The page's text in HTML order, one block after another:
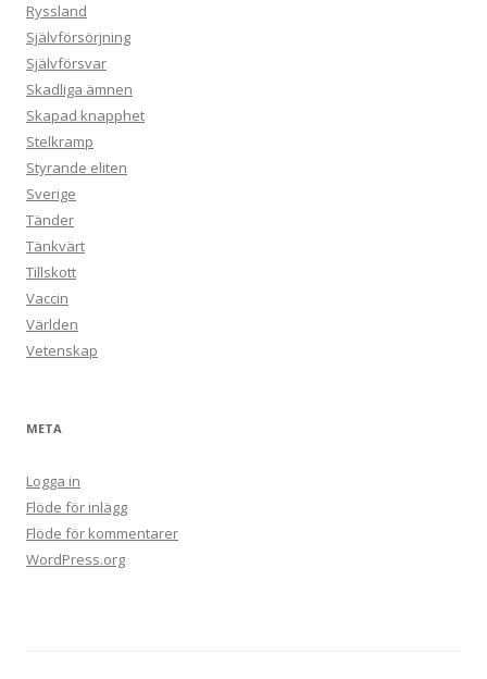
Ryssland
Självförsörjning
Självförsvar
Skadliga ämnen
Skapad knapphet
Stelkramp
Styrande eliten
Sverige
Tänder
Tänkvärt
Tillskott
Vaccin
Världen
Vetenskap
META
Logga in
Flöde för inlägg
Flöde för kommentarer
WordPress.org